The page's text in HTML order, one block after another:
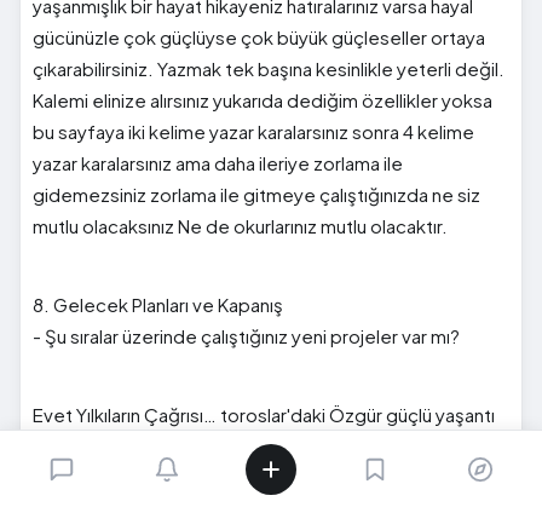
yaşanmışlık bir hayat hikayeniz hatıralarınız varsa hayal
gücünüzle çok güçlüyse çok büyük güçleseller ortaya
çıkarabilirsiniz. Yazmak tek başına kesinlikle yeterli değil.
Kalemi elinize alırsınız yukarıda dediğim özellikler yoksa
bu sayfaya iki kelime yazar karalarsınız sonra 4 kelime
yazar karalarsınız ama daha ileriye zorlama ile
gidemezsiniz zorlama ile gitmeye çalıştığınızda ne siz
mutlu olacaksınız Ne de okurlarınız mutlu olacaktır.
8. Gelecek Planları ve Kapanış
- Şu sıralar üzerinde çalıştığınız yeni projeler var mı?
Evet Yılkıların Çağrısı… toroslar'daki Özgür güçlü yaşantı
içinde büyüyen yetim güçlü bir kadın olan yılkı atlarıyla
derin bağları olan Gökçe kız ile İstanbul'un keşfet işinde